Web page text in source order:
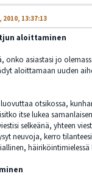
13:37:13
aloittaminen
onko asiastasi jo
aloittamaan uuden
otsikossa,
itse lukea
selkeänä, yhteen
neuvoja, kerro